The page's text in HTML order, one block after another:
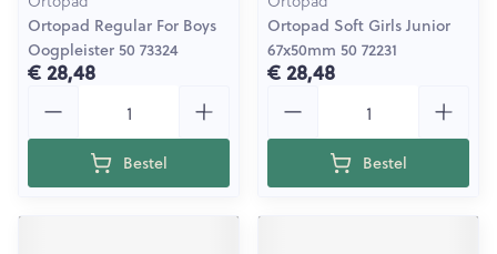
Ortopad Regular For Boys
Oogpleister 50 73324
€ 28,48
Bestel
Ortopad Soft Girls Junior
67x50mm 50 72231
€ 28,48
Bestel